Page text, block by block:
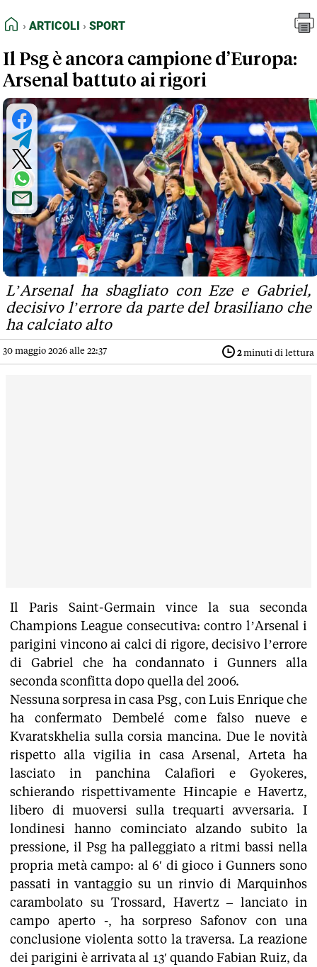
FEED RSS
NORMATIVE DEONTOLOGICHE
TERMINI e CONDIZIONI
HOME
ARTICOLI SPORT
Il Psg è ancora campione d’Europa:
Arsenal battuto ai rigori
L’Arsenal ha sbagliato con Eze e Gabriel,
decisivo l’errore da parte del brasiliano che
ha calciato alto
30 maggio 2026 alle 22:37 2minuti di lettura
Il Paris Saint-Germain vince la sua seconda
Champions League consecutiva: contro l’Arsenal i
parigini vincono ai calci di rigore, decisivo l’errore
di Gabriel che ha condannato i Gunners alla
seconda sconfitta dopo quella del 2006.
Nessuna sorpresa in casa Psg, con Luis Enrique che
ha confermato Dembelé come falso nueve e
Kvaratskhelia sulla corsia mancina. Due le novità
rispetto alla vigilia in casa Arsenal, Arteta ha
lasciato in panchina Calafiori e Gyokeres,
schierando rispettivamente Hincapie e Havertz,
libero di muoversi sulla trequarti avversaria. I
londinesi hanno cominciato alzando subito la
pressione, il Psg ha palleggiato a ritmi bassi nella
propria metà campo: al 6′ di gioco i Gunners sono
passati in vantaggio su un rinvio di Marquinhos
carambolato su Trossard, Havertz – lanciato in
campo aperto -, ha sorpreso Safonov con una
conclusione violenta sotto la traversa. La reazione
dei parigini è arrivata al 13′ quando Fabian Ruiz, da